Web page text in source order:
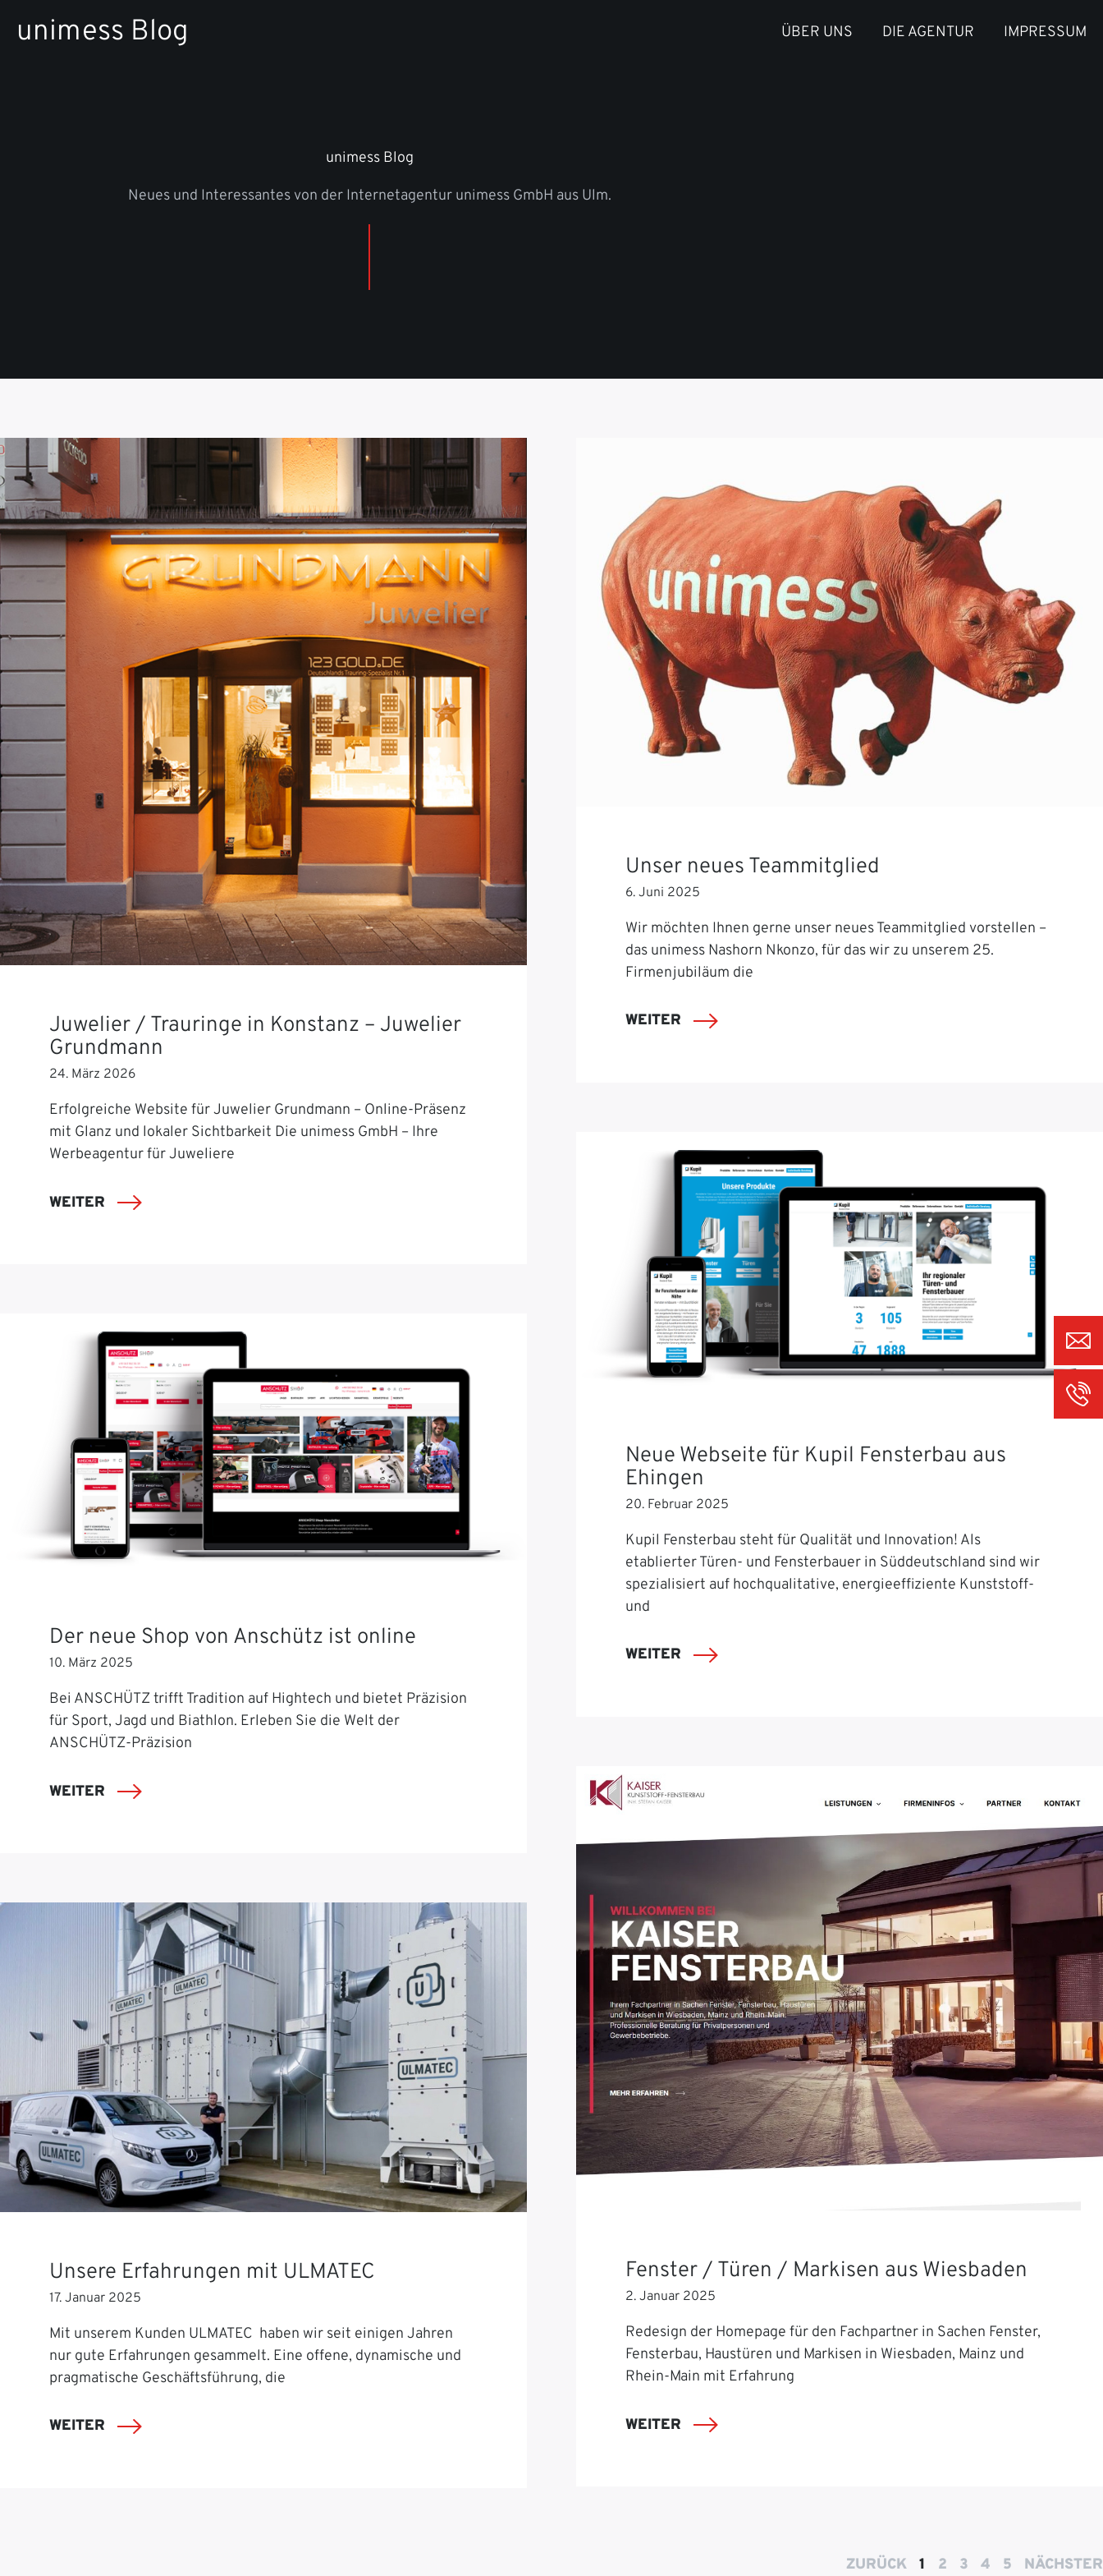
Inhaltunimess Blog ÜBER UNS DIE AGENTUR IMPRESSUM
unimess Blog
Neues und Interessantes von der Internetagentur unimess GmbH aus Ulm.
Juwelier / Trauringe in Konstanz – Juwelier
Grundmann
24. März 2026
Erfolgreiche Website für Juwelier Grundmann – Online-Präsenz
mit Glanz und lokaler Sichtbarkeit Die unimess GmbH – Ihre
Werbeagentur für Juweliere
WEITER
Unser neues Teammitglied
6. Juni 2025
Wir möchten Ihnen gerne unser neues Teammitglied vorstellen –
das unimess Nashorn Nkonzo, für das wir zu unserem 25.
Firmenjubiläum die
WEITER
Der neue Shop von Anschütz ist online
10. März 2025
Bei ANSCHÜTZ trifft Tradition auf Hightech und bietet Präzision
für Sport, Jagd und Biathlon. Erleben Sie die Welt der
ANSCHÜTZ-Präzision
WEITER
Neue Webseite für Kupil Fensterbau aus
Ehingen
20. Februar 2025
Kupil Fensterbau steht für Qualität und Innovation! Als
etablierter Türen- und Fensterbauer in Süddeutschland sind wir
spezialisiert auf hochqualitative, energieeffiziente Kunststoff-
und
WEITER
Unsere Erfahrungen mit ULMATEC
17. Januar 2025
Mit unserem Kunden ULMATEC haben wir seit einigen Jahren
nur gute Erfahrungen gesammelt. Eine offene, dynamische und
pragmatische Geschäftsführung, die
WEITER
Fenster / Türen / Markisen aus Wiesbaden
2. Januar 2025
Redesign der Homepage für den Fachpartner in Sachen Fenster,
Fensterbau, Haustüren und Markisen in Wiesbaden, Mainz und
Rhein-Main mit Erfahrung
WEITER
ZURÜCK 1 2 3 4 5 NÄCHSTER